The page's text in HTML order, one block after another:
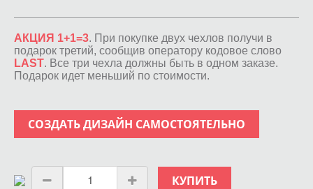
АКЦИЯ 1+1=3. При покупке двух чехлов получи в
подарок третий, сообщив оператору кодовое слово
LAST. Все три чехла должны быть в одном заказе.
Подарок идет меньший по стоимости.
СОЗДАТЬ ДИЗАЙН САМОСТОЯТЕЛЬНО
КУПИТЬ